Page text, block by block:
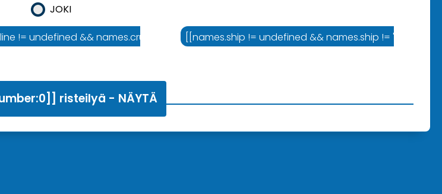
JOKI
!= undefined && names.cruiseline != '' ? names.cruiseline :'Varustamo']]
[[names.ship != undefined && names.ship != '' ?